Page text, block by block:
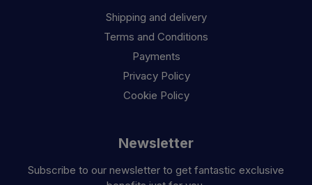
Shipping and delivery
Terms and Conditions
Payments
Privacy Policy
Cookie Policy
Newsletter
Subscribe to our newsletter to get fantastic exclusive